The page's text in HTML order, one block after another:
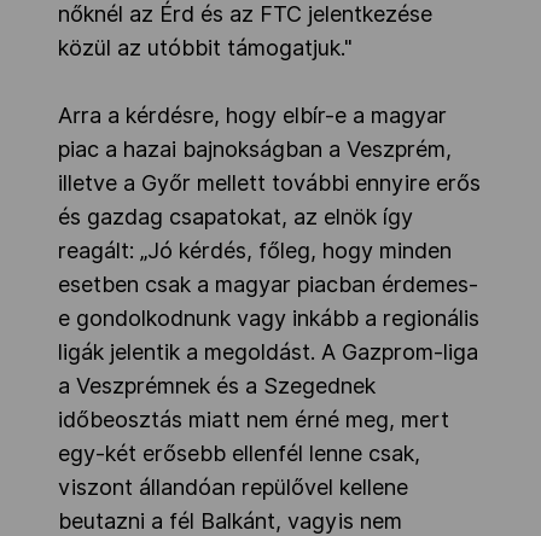
nőknél az Érd és az FTC jelentkezése
közül az utóbbit támogatjuk."
Arra a kérdésre, hogy elbír-e a magyar
piac a hazai bajnokságban a Veszprém,
illetve a Győr mellett további ennyire erős
és gazdag csapatokat, az elnök így
reagált: „Jó kérdés, főleg, hogy minden
esetben csak a magyar piacban érdemes-
e gondolkodnunk vagy inkább a regionális
ligák jelentik a megoldást. A Gazprom-liga
a Veszprémnek és a Szegednek
időbeosztás miatt nem érné meg, mert
egy-két erősebb ellenfél lenne csak,
viszont állandóan repülővel kellene
beutazni a fél Balkánt, vagyis nem